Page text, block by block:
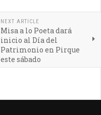
NEXT ARTICLE
Misa a lo Poeta dará
inicio al Día del
Patrimonio en Pirque
este sábado